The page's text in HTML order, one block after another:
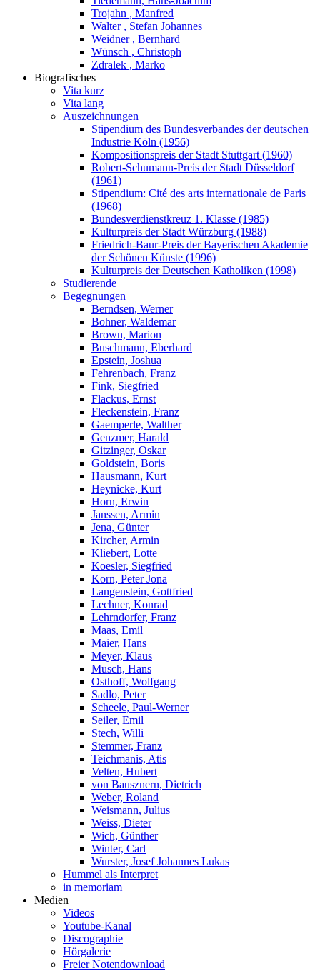
Trojahn , Manfred
Walter , Stefan Johannes
Weidner , Bernhard
Wünsch , Christoph
Zdralek , Marko
Biografisches
Vita kurz
Vita lang
Auszeichnungen
Stipendium des Bundesverbandes der deutschen
Industrie Köln (1956)
Kompositionspreis der Stadt Stuttgart (1960)
Robert-Schumann-Preis der Stadt Düsseldorf
(1961)
Stipendium: Cité des arts internationale de Paris
(1968)
Bundesverdienstkreuz 1. Klasse (1985)
Kulturpreis der Stadt Würzburg (1988)
Friedrich-Baur-Preis der Bayerischen Akademie
der Schönen Künste (1996)
Kulturpreis der Deutschen Katholiken (1998)
Studierende
Begegnungen
Berndsen, Werner
Bohner, Waldemar
Brown, Marion
Buschmann, Eberhard
Epstein, Joshua
Fehrenbach, Franz
Fink, Siegfried
Flackus, Ernst
Fleckenstein, Franz
Gaemperle, Walther
Genzmer, Harald
Gitzinger, Oskar
Goldstein, Boris
Hausmann, Kurt
Heynicke, Kurt
Horn, Erwin
Janssen, Armin
Jena, Günter
Kircher, Armin
Kliebert, Lotte
Koesler, Siegfried
Korn, Peter Jona
Langenstein, Gottfried
Lechner, Konrad
Lehrndorfer, Franz
Maas, Emil
Maier, Hans
Meyer, Klaus
Musch, Hans
Osthoff, Wolfgang
Sadlo, Peter
Scheele, Paul-Werner
Seiler, Emil
Stech, Willi
Stemmer, Franz
Teichmanis, Atis
Velten, Hubert
von Bausznern, Dietrich
Weber, Roland
Weismann, Julius
Weiss, Dieter
Wich, Günther
Winter, Carl
Wurster, Josef Johannes Lukas
Hummel als Interpret
in memoriam
Medien
Videos
Youtube-Kanal
Discographie
Hörgalerie
Freier Notendownload